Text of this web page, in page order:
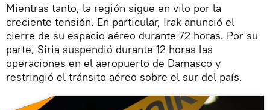
Mientras tanto, la región sigue en vilo por la
creciente tensión. En particular, Irak anunció el
cierre de su espacio aéreo durante 72 horas. Por su
parte, Siria suspendió durante 12 horas las
operaciones en el aeropuerto de Damasco y
restringió el tránsito aéreo sobre el sur del país.